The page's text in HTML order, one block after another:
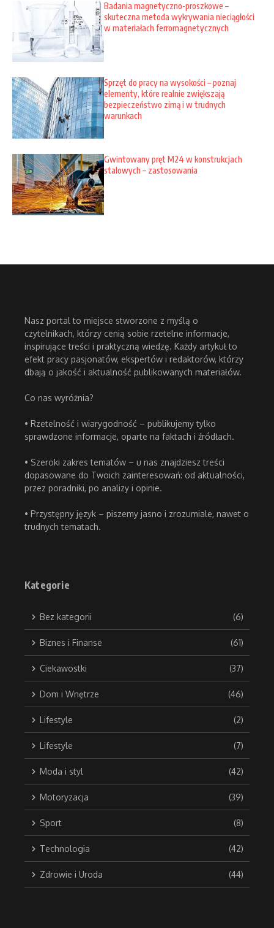
Badania magnetyczno-proszkowe –
skuteczna metoda wykrywania nieciągłości
w materiałach ferromagnetycznych
Sprzęt do pracy na wysokości – poznaj
elementy, które realnie zwiększają
bezpieczeństwo zimą i w trudnych
warunkach
Gwintowany pręt M24 w konstrukcjach
stalowych – zastosowania
Nasz portal to miejsce stworzone z myślą o
czytelnikach, którzy cenią sobie rzetelne informacje,
inspirujące treści i praktyczną wiedzę. Każdy artykuł to
efekt pracy pasjonatów, ekspertów i redaktorów, którzy
dbają o jakość i aktualność publikowanych materiałów.
Co nas wyróżnia?
• Rzetelność i wiarygodność – publikujemy tylko
sprawdzone informacje, oparte na faktach i źródłach.
• Szeroki zakres tematów – u nas znajdziesz treści
dopasowane do Twoich zainteresowań: od aktualności,
przez poradniki, po analizy i opinie.
• Przystępny język – piszemy jasno i zrozumiale, nawet o
trudnych tematach.
Kategorie
Bez kategorii (6)
Biznes i Finanse (61)
Ciekawostki (37)
Dom i Wnętrze (46)
Lifestyle (2)
Lifestyle (7)
Moda i styl (42)
Motoryzacja (39)
Sport (8)
Technologia (42)
Zdrowie i Uroda (44)